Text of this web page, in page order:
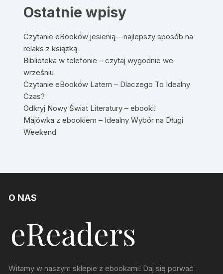
Ostatnie wpisy
Czytanie eBooków jesienią – najlepszy sposób na
relaks z książką
Biblioteka w telefonie – czytaj wygodnie we
wrześniu
Czytanie eBooków Latem – Dlaczego To Idealny
Czas?
Odkryj Nowy Świat Literatury – ebooki!
Majówka z ebookiem – Idealny Wybór na Długi
Weekend
O NAS
Witamy w naszym sklepie z ebookami! Daj się porwać